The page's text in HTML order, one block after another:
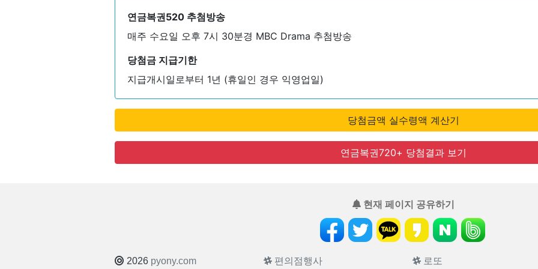
연금복권520 추첨방송
매주 수요일 오후 7시 30분경 MBC Drama 추첨방송
당첨금 지급기한
지급개시일로부터 1년 (휴일인 경우 익영업일)
당첨금액 실수령액 계산기
연금복권720+ 당첨결과 보기
현재 페이지 공유하기
2026 pyony.com 편의점행사 로또